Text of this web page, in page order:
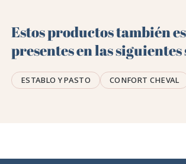
Estos productos también
presentes en las siguientes
ESTABLO Y PASTO CONFORT CHEVAL